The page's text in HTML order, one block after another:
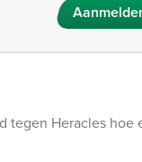
tegen Heracles